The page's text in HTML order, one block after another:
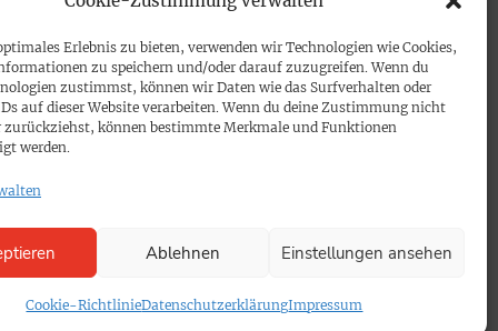
Erlebnis zu bieten, verwenden wir Technologien wie Cookies,
zu speichern und/oder darauf zuzugreifen. Wenn du
zustimmst, können wir Daten wie das Surfverhalten oder
auf dieser Website verarbeiten. Wenn du deine Zustimmung nicht
zurückziehst, können bestimmte Merkmale und Funktionen
werden.
Ablehnen Einstellungen ansehen
Cookie-RichtlinieDatenschutzerklärungImpressum